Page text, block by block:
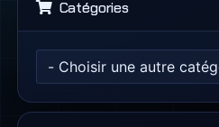
Catégories